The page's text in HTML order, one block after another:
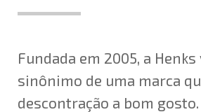
Fundada em 2005, a
sinônimo de uma marca
descontração a bom